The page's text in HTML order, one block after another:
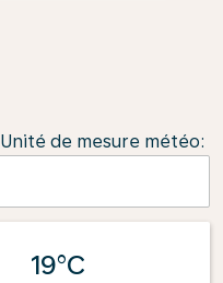
Unité de mesure météo:
19°C